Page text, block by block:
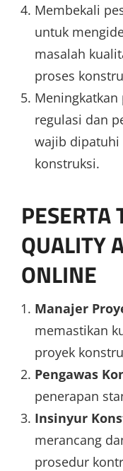
Membekali
untuk
masalah
proses
regulasi dan
wajib dipatuhi
konstruksi.
PESERTA
QUALITY
ONLINE
Manajer
memastikan
proyek
Pengawas
penerapan
Insinyur
merancang
prosedur